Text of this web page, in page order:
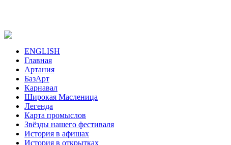
ENGLISH
Главная
Артания
БазАрт
Карнавал
Широкая Масленица
Легенда
Карта промыслов
Звёзды нашего фестиваля
История в афишах
История в открытках